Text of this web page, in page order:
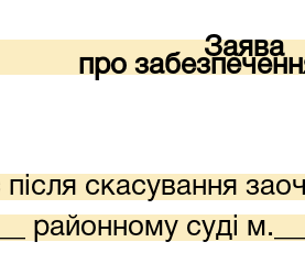
Заява
про
скасування
районному суді